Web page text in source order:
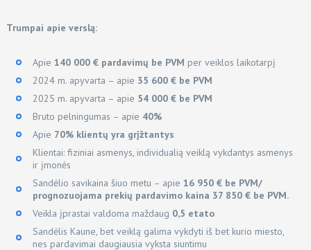
Trumpai apie verslą:
Apie 140 000 € pardavimų be PVM per veiklos laikotarpį
2024 m. apyvarta – apie 35 600 € be PVM
2025 m. apyvarta – apie 54 000 € be PVM
Bruto pelningumas – apie 40%
Apie 70% klientų yra grįžtantys
Klientai: fiziniai asmenys, individualią veiklą vykdantys asmenys
ir įmonės
Sandėlio savikaina šiuo metu – apie 16 950 € be PVM/
prognozuojama prekių pardavimo kaina 37 850 € be PVM.
Veikla įprastai valdoma maždaug 0,5 etato
Sandėlis Kaune, bet veiklą galima vykdyti iš bet kurio miesto,
nes pardavimai daugiausia vyksta siuntimu